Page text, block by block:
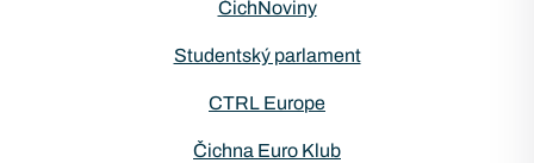
ČichNoviny
Studentský parlament
CTRL Europe
Čichna Euro Klub